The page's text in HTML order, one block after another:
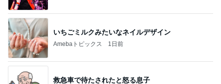
いちごミルクみたいなネイルデザイン
Amebaトピックス 1日前
救急車で待たされたと怒る息子